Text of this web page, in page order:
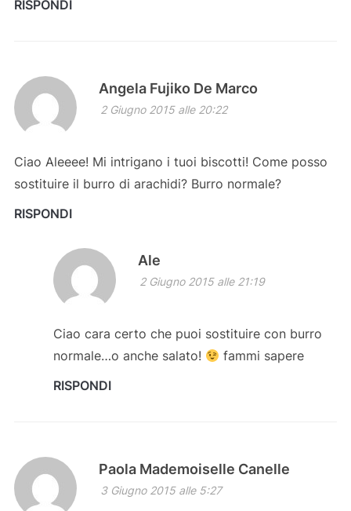
RISPONDI
Angela Fujiko De Marco
2 Giugno 2015 alle 20:22
Ciao Aleeee! Mi intrigano i tuoi biscotti! Come posso
sostituire il burro di arachidi? Burro normale?
RISPONDI
Ale
2 Giugno 2015 alle 21:19
Ciao cara certo che puoi sostituire con burro
normale…o anche salato!
fammi sapere
RISPONDI
Paola Mademoiselle Canelle
3 Giugno 2015 alle 5:27